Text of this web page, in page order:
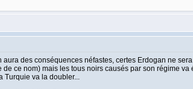
des conséquences néfastes, certes Erdogan ne
ce nom) mais les tous noirs causés par son régime
Turquie va la doubler...